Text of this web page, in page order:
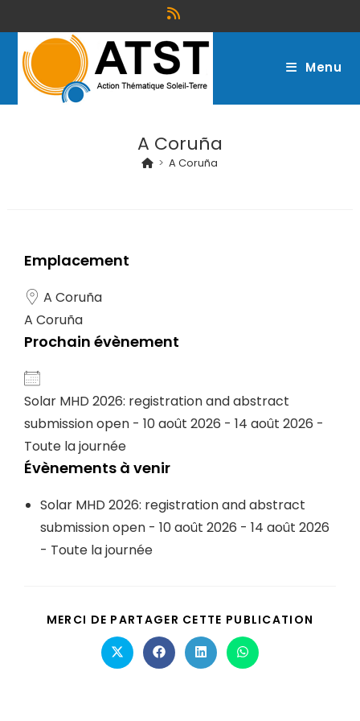
Menu
A Coruña
> A Coruña
Emplacement
A Coruña
A Coruña
Prochain évènement
Solar MHD 2026: registration and abstract
submission open - 10 août 2026 - 14 août 2026 -
Toute la journée
Évènements à venir
Solar MHD 2026: registration and abstract
submission open - 10 août 2026 - 14 août 2026
- Toute la journée
MERCI DE PARTAGER CETTE PUBLICATION